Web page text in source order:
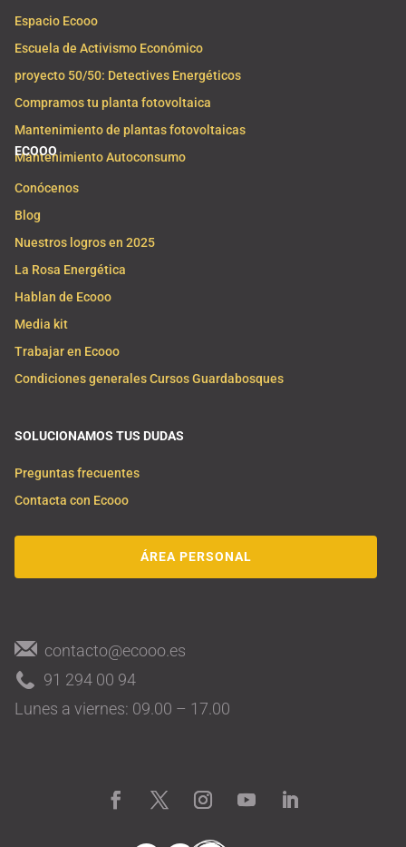
Espacio Ecooo
Escuela de Activismo Económico
proyecto 50/50: Detectives Energéticos
Compramos tu planta fotovoltaica
Mantenimiento de plantas fotovoltaicas
Mantenimiento Autoconsumo
ECOOO
Conócenos
Blog
Nuestros logros en 2025
La Rosa Energética
Hablan de Ecooo
Media kit
Trabajar en Ecooo
Condiciones generales Cursos Guardabosques
SOLUCIONAMOS TUS DUDAS
Preguntas frecuentes
Contacta con Ecooo
ÁREA PERSONAL
contacto@ecooo.es
91 294 00 94
Lunes a viernes: 09.00 – 17.00